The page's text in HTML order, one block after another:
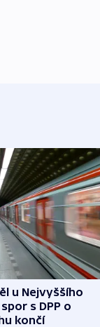
u Nejvyššího
s DPP o
končí